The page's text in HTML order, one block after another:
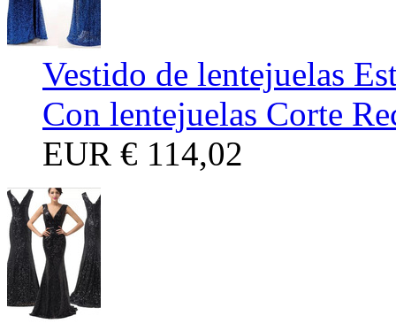
Vestido de lentejuelas
Con lentejuelas Corte
EUR € 114,02